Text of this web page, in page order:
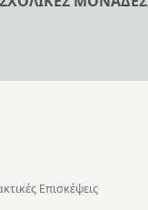
Επισκέψεις